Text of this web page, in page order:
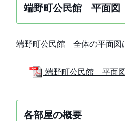
端野町公民館 平面図
端野町公民館 全体の平面図
端野町公民館 平面
各部屋の概要